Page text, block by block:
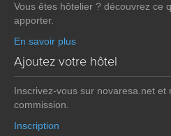
Vous êtes hôtelier ? découvrez ce
apporter.
En savoir plus
Ajoutez votre hôtel
Inscrivez-vous sur novaresa.net et
commission.
Inscription